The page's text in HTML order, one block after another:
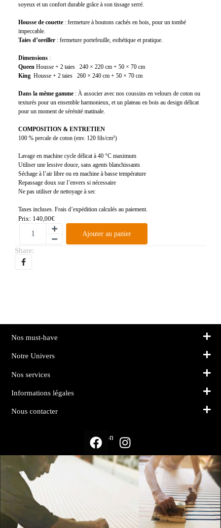
soyeux et un confort durable grâce à son tissage serré.
Housse de couette : fermeture à boutons cachés en bois, pour un tombé
impeccable.
Taies d’oreiller : fermeture portefeuille, esthétique et pratique.
Dimensions :
Queen Housse + 2 taies 240 × 220 cm + 50 × 70 cm
King Housse + 2 taies 260 × 240 cm + 50 × 70 cm
Dans la même gamme : À associer avec nos coussins en velours de coton ou
texturés pour un ensemble harmonieux, et un plateau en bois au design délicat
pour un moment de sérénité matinale.
COMPOSITION & ENTRETIEN
100 % percale de coton (env. 120 fils/cm²)
Lavage en machine cycle délicat à 40 °C maximum
Utiliser une lessive douce, sans agents blanchissants
Séchage à l’air libre ou en machine à basse température
Repassage doux sur l’envers si nécessaire
Ne pas utiliser de nettoyage à sec
Taxes incluses. Frais d’expédition calculés au paiement.
Prix: 140,00€
Ajouter au panier
Share:
Nos must-have
Notre Univers
Nos services
Informations légales
Nous contacter
Suivez-nous sur